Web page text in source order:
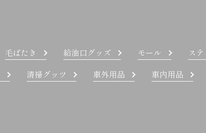
毛ばたき 給油口グッズ モール
ス
清掃グッツ 車外用品 車内用品